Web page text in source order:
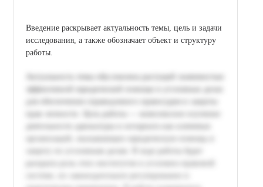
Введение раскрывает актуальность темы, цель и задачи
исследования, а также обозначает объект и структуру
работы.